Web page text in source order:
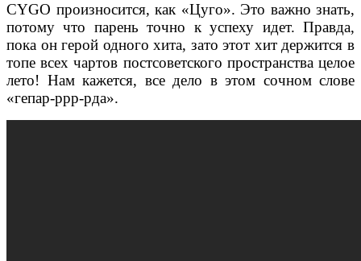
CYGO произносится, как «Цуго». Это важно знать,
потому что парень точно к успеху идет. Правда,
пока он герой одного хита, зато этот хит держится в
топе всех чартов постсоветского пространства целое
лето! Нам кажется, все дело в этом сочном слове
«гепар-ррр-рда».